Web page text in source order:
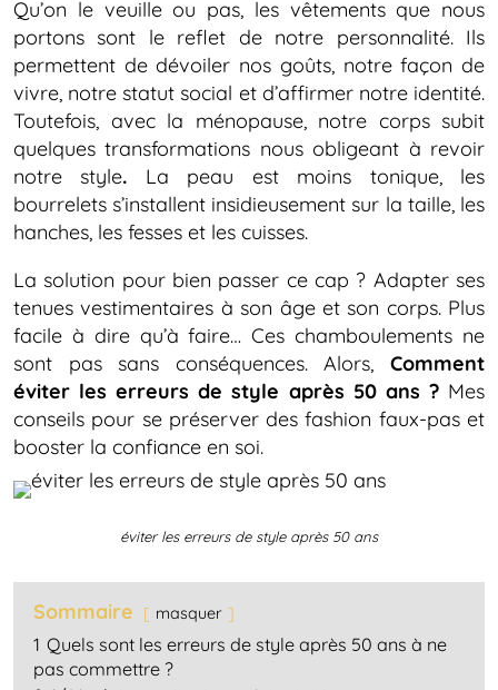
Qu’on le veuille ou pas, les vêtements que nous
portons sont le reflet de notre personnalité. Ils
permettent de dévoiler nos goûts, notre façon de
vivre, notre statut social et d’affirmer notre identité.
Toutefois, avec la ménopause, notre corps subit
quelques transformations nous obligeant à revoir
notre style. La peau est moins tonique, les
bourrelets s’installent insidieusement sur la taille, les
hanches, les fesses et les cuisses.
La solution pour bien passer ce cap ? Adapter ses
tenues vestimentaires à son âge et son corps. Plus
facile à dire qu’à faire… Ces chamboulements ne
sont pas sans conséquences. Alors, Comment
éviter les erreurs de style après 50 ans ?Mes
conseils pour se préserver des fashion faux-pas et
booster la confiance en soi.
éviter les erreurs de style après 50 ans
Sommaire masquer
1 Quels sont les erreurs de style après 50 ans à ne
pas commettre ?